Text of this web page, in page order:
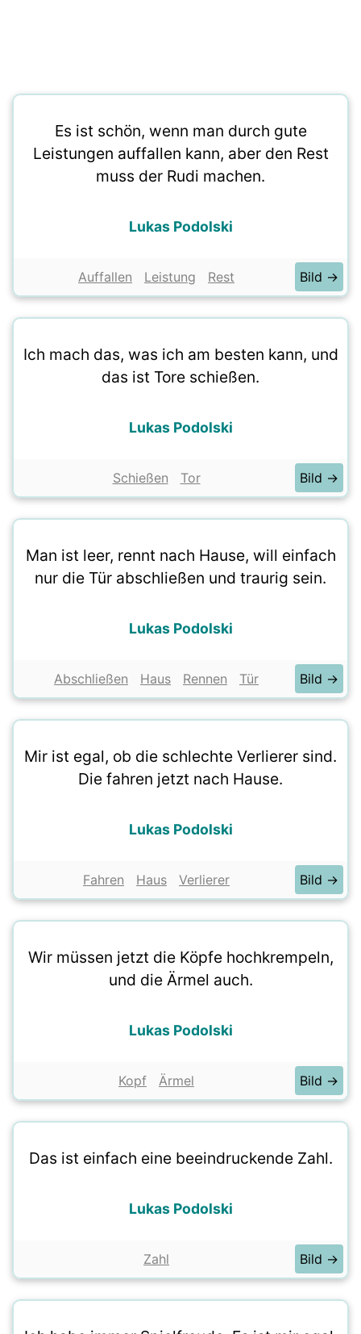
Es ist schön, wenn man durch gute
Leistungen auffallen kann, aber den Rest
muss der Rudi machen.
Lukas Podolski
Auffallen Leistung Rest Bild →
Ich mach das, was ich am besten kann, und
das ist Tore schießen.
Lukas Podolski
Schießen Tor Bild →
Man ist leer, rennt nach Hause, will einfach
nur die Tür abschließen und traurig sein.
Lukas Podolski
Abschließen Haus Rennen Tür Bild →
Mir ist egal, ob die schlechte Verlierer sind.
Die fahren jetzt nach Hause.
Lukas Podolski
Fahren Haus Verlierer Bild →
Wir müssen jetzt die Köpfe hochkrempeln,
und die Ärmel auch.
Lukas Podolski
Kopf Ärmel Bild →
Das ist einfach eine beeindruckende Zahl.
Lukas Podolski
Zahl Bild →